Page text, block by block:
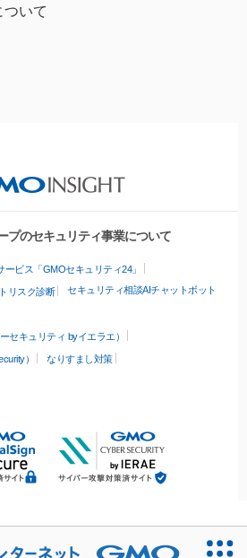
いて
プのセキュリティ事業について
ビス「GMOセキュリティ24」
リスク診断 セキュリティ相談AIチャットボット
セキュリティ byイエラエ）
）
なりすまし対策